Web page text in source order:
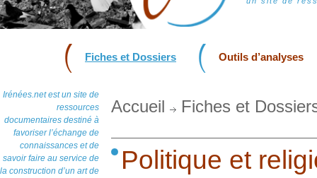
Fiches et Dossiers Outils d’analyses
Irénées.net est un site de
ressources
documentaires destiné à
favoriser l’échange de
connaissances et de
savoir faire au service de
la construction d’un art de
Accueil Fiches et
Politique et